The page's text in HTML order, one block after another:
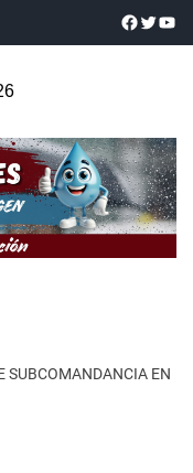
SUBCOMANDANCIA EN